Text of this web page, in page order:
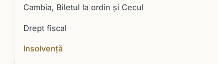
Cambia, Biletul la ordin și Cecul
Drept fiscal
Insolvență